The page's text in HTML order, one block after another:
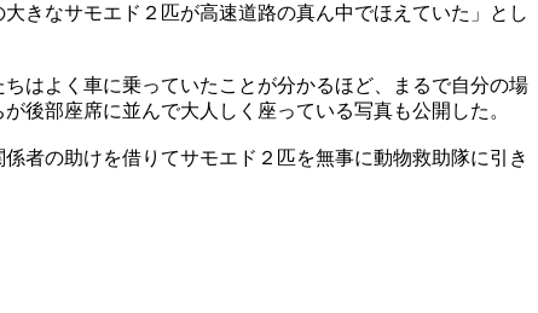
きなサモエド２匹が高速道路の真ん中でほえていた」とし
はよく車に乗っていたことが分かるほど、まるで自分の場
後部座席に並んで大人しく座っている写真も公開した。
者の助けを借りてサモエド２匹を無事に動物救助隊に引き